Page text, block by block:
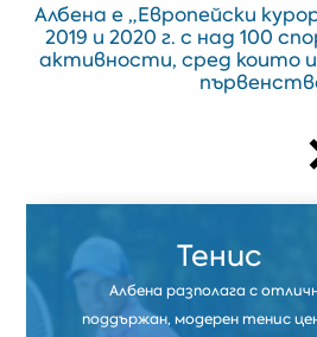
Албена е „Европейски
2019 и 2020 г. с над 100
активности, сред които
Тенис
Албена разполага с
поддържан, модерен тенис